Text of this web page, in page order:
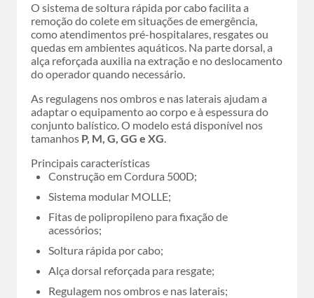
O sistema de soltura rápida por cabo facilita a
remoção do colete em situações de emergência,
como atendimentos pré-hospitalares, resgates ou
quedas em ambientes aquáticos. Na parte dorsal, a
alça reforçada auxilia na extração e no deslocamento
do operador quando necessário.
As regulagens nos ombros e nas laterais ajudam a
adaptar o equipamento ao corpo e à espessura do
conjunto balístico. O modelo está disponível nos
tamanhos P, M, G, GG e XG.
Principais características
Construção em Cordura 500D;
Sistema modular MOLLE;
Fitas de polipropileno para fixação de
acessórios;
Soltura rápida por cabo;
Alça dorsal reforçada para resgate;
Regulagem nos ombros e nas laterais;